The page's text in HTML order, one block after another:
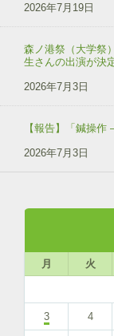
2026年7月19日
森ノ港祭（大学祭
生さんの出演が決
2026年7月3日
【報告】「鍼操作
2026年7月3日
月 火
3 4